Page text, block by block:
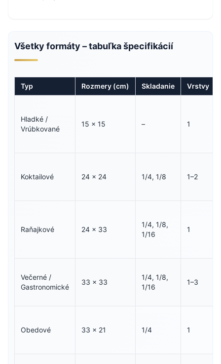
Všetky formáty – tabuľka špecifikácií
Typ Rozmery (cm) Skladanie Vrstvy
Hladké /
Vrúbkované
15 × 15 – 1
Koktailové 24 × 24 1/4, 1/8 1–2
Raňajkové 24 × 33
1/4, 1/8,
1/16
1
Večerné /
Gastronomické
33 × 33
1/4, 1/8,
1/16
1–3
Obedové 33 × 21 1/4 1